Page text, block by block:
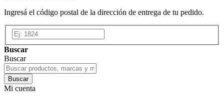
Ingresá el código postal de la dirección de entrega de tu pedido.
Buscar
Buscar
Buscar
Mi cuenta